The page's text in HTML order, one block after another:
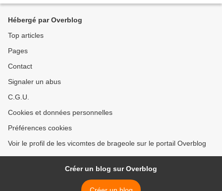
Hébergé par Overblog
Top articles
Pages
Contact
Signaler un abus
C.G.U.
Cookies et données personnelles
Préférences cookies
Voir le profil de les vicomtes de brageole sur le portail Overblog
Créer un blog sur Overblog